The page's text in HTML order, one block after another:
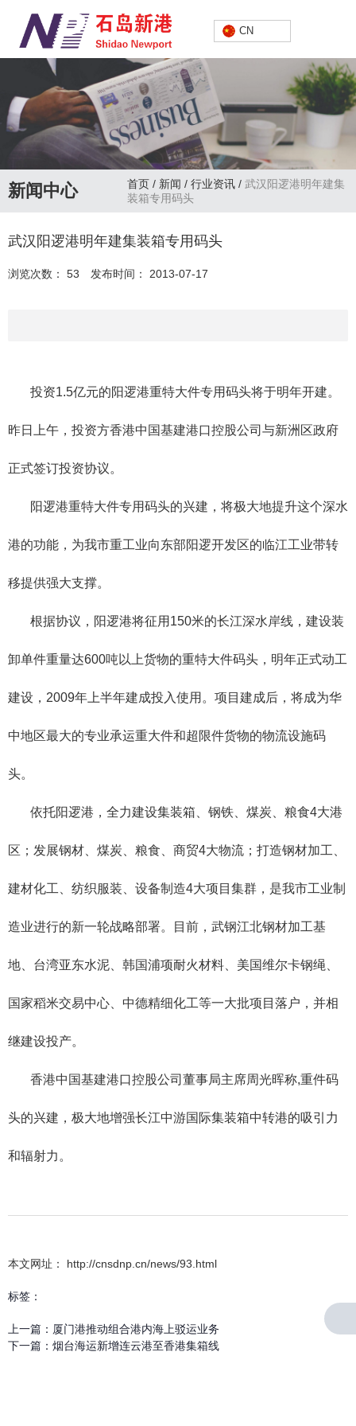
中文
CN
新闻中心 首页 / 新闻 / 行业资讯 / 武汉阳逻港明年建集
装箱专用码头
武汉阳逻港明年建集装箱专用码头
浏览次数： 53 发布时间： 2013-07-17
投资1.5亿元的阳逻港重特大件专用码头将于明年开建。
昨日上午，投资方香港中国基建港口控股公司与新洲区政府
正式签订投资协议。
阳逻港重特大件专用码头的兴建，将极大地提升这个深水
港的功能，为我市重工业向东部阳逻开发区的临江工业带转
移提供强大支撑。
根据协议，阳逻港将征用150米的长江深水岸线，建设装
卸单件重量达600吨以上货物的重特大件码头，明年正式动工
建设，2009年上半年建成投入使用。项目建成后，将成为华
中地区最大的专业承运重大件和超限件货物的物流设施码
头。
依托阳逻港，全力建设集装箱、钢铁、煤炭、粮食4大港
区；发展钢材、煤炭、粮食、商贸4大物流；打造钢材加工、
建材化工、纺织服装、设备制造4大项目集群，是我市工业制
造业进行的新一轮战略部署。目前，武钢江北钢材加工基
地、台湾亚东水泥、韩国浦项耐火材料、美国维尔卡钢绳、
国家稻米交易中心、中德精细化工等一大批项目落户，并相
继建设投产。
香港中国基建港口控股公司董事局主席周光晖称,重件码
头的兴建，极大地增强长江中游国际集装箱中转港的吸引力
和辐射力。
本文网址： http://cnsdnp.cn/news/93.html
标签：
上一篇： 厦门港推动组合港内海上驳运业务
下一篇： 烟台海运新增连云港至香港集箱线